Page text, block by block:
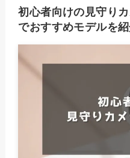
初心者向けの見守り
でおすすめモデルを紹